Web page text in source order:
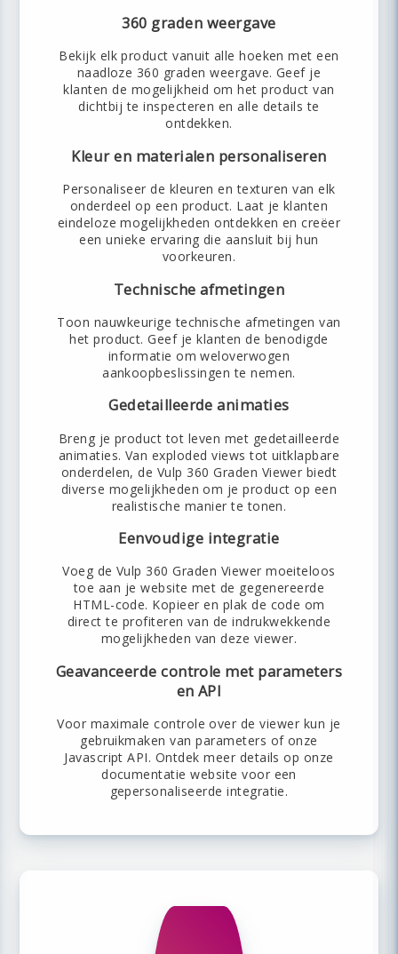
360 graden weergave
Bekijk elk product vanuit alle hoeken met een
naadloze 360 graden weergave. Geef je
klanten de mogelijkheid om het product van
dichtbij te inspecteren en alle details te
ontdekken.
Kleur en materialen personaliseren
Personaliseer de kleuren en texturen van elk
onderdeel op een product. Laat je klanten
eindeloze mogelijkheden ontdekken en creëer
een unieke ervaring die aansluit bij hun
voorkeuren.
Technische afmetingen
Toon nauwkeurige technische afmetingen van
het product. Geef je klanten de benodigde
informatie om weloverwogen
aankoopbeslissingen te nemen.
Gedetailleerde animaties
Breng je product tot leven met gedetailleerde
animaties. Van exploded views tot uitklapbare
onderdelen, de Vulp 360 Graden Viewer biedt
diverse mogelijkheden om je product op een
realistische manier te tonen.
Eenvoudige integratie
Voeg de Vulp 360 Graden Viewer moeiteloos
toe aan je website met de gegenereerde
HTML-code. Kopieer en plak de code om
direct te profiteren van de indrukwekkende
mogelijkheden van deze viewer.
Geavanceerde controle met parameters
en API
Voor maximale controle over de viewer kun je
gebruikmaken van parameters of onze
Javascript API. Ontdek meer details op onze
documentatie website voor een
gepersonaliseerde integratie.